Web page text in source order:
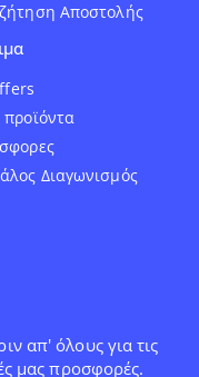
Αποστολής
Διαγωνισμός
απ' όλους για τις
μας προσφορές.